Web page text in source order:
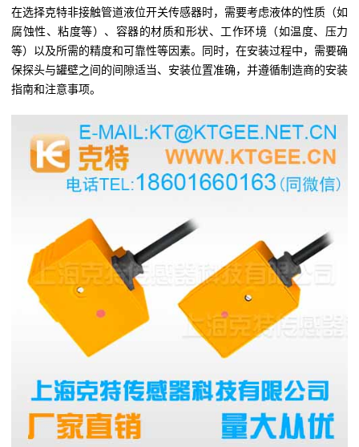
在选择克特非接触管道液位开关传感器时，需要考虑液体的性质（如
腐蚀性、粘度等）、容器的材质和形状、工作环境（如温度、压力
等）以及所需的精度和可靠性等因素。同时，在安装过程中，需要确
保探头与罐壁之间的间隙适当、安装位置准确，并遵循制造商的安装
指南和注意事项。